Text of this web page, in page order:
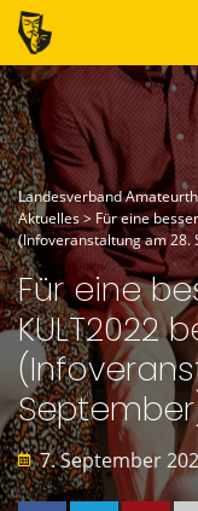
Landesverband
Aktuelles> Für eine
(Infoveranstaltung am 28.
Für eine
KULT2022
7. September